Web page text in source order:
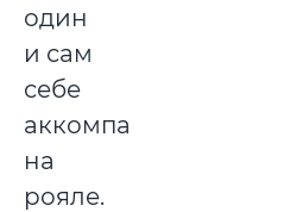
один
и сам
себе
аккомпанировал
на
рояле.